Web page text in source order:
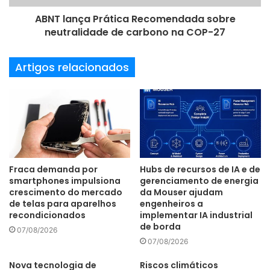
Together da Mouser é um dos programas mais
reconhecidos do setor de componentes eletrônicos. Para
innovation
acessar componentes
digital eletrônicos plataformas
programa semicondutores setor
transmissão
ABNT lança Prática Recomendada sobre
neutralidade de carbono na COP-27
Artigos relacionados
Fraca demanda por
smartphones impulsiona
crescimento do mercado
de telas para aparelhos
recondicionados
07/08/2026
Hubs de recursos de IA e de
gerenciamento de energia
da Mouser ajudam
engenheiros a
implementar IA industrial
de borda
07/08/2026
Nova tecnologia de Riscos climáticos